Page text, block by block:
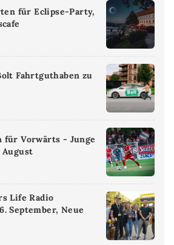
für Eclipse-Party,
Fahrtguthaben zu
für Vorwärts - Junge
August
Life Radio
September, Neue